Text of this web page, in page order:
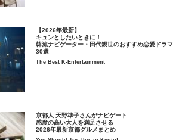
【2026年最新】
キュンとしたいときに！
韓流ナビゲーター・田代親世のおすすめ恋愛ドラマ
30選
The Best K-Entertainment
京都人 天野準子さんがナビゲート
感度の高い大人を満足させる
2026年最新京都グルメまとめ